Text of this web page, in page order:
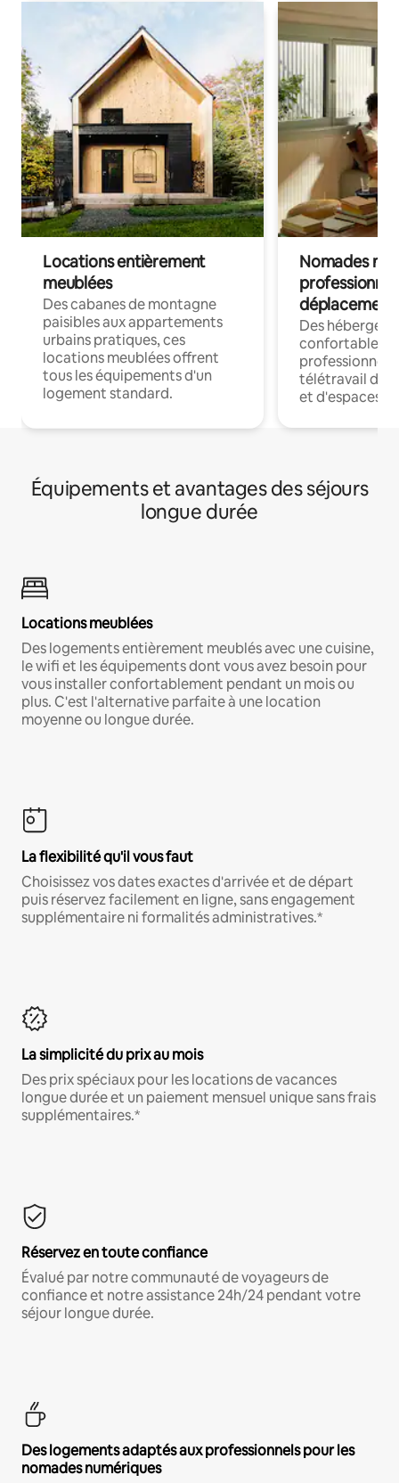
Locations entièrement
meublées
Des cabanes de montagne
paisibles aux appartements
urbains pratiques, ces
locations meublées offrent
tous les équipements d'un
logement standard.
Nomades
déplacement
Des
confortables
professionnels
télétravail
et d'espaces
Équipements et avantages des séjours
longue durée
Locations meublées
Des logements entièrement meublés avec une cuisine,
le wifi et les équipements dont vous avez besoin pour
vous installer confortablement pendant un mois ou
plus. C'est l'alternative parfaite à une location
moyenne ou longue durée.
La flexibilité qu'il vous faut
Choisissez vos dates exactes d'arrivée et de départ
puis réservez facilement en ligne, sans engagement
supplémentaire ni formalités administratives.*
La simplicité du prix au mois
Des prix spéciaux pour les locations de vacances
longue durée et un paiement mensuel unique sans frais
supplémentaires.*
Réservez en toute confiance
Évalué par notre communauté de voyageurs de
confiance et notre assistance 24h/24 pendant votre
séjour longue durée.
Des logements adaptés aux professionnels pour les
nomades numériques